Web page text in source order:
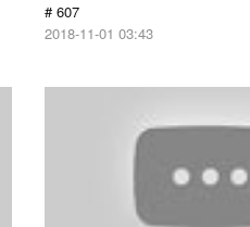
# 607
2018-11-01 03:43